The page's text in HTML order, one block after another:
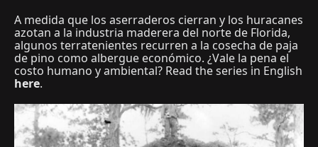
A medida que los aserraderos cierran y los huracanes
azotan a la industria maderera del norte de Florida,
algunos terratenientes recurren a la cosecha de paja
de pino como albergue económico. ¿Vale la pena el
costo humano y ambiental? Read the series in English
here.